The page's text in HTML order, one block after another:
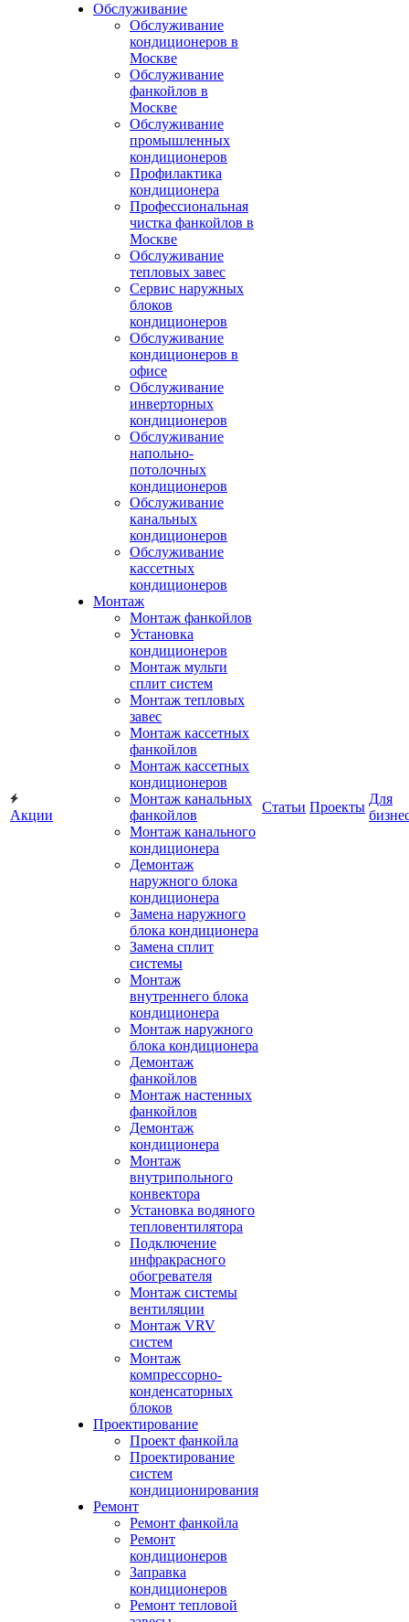
Акции
Обслуживание
Обслуживание
кондиционеров в
Москве
Обслуживание
фанкойлов в
Москве
Обслуживание
промышленных
кондиционеров
Профилактика
кондиционера
Профессиональная
чистка фанкойлов в
Москве
Обслуживание
тепловых завес
Сервис наружных
блоков
кондиционеров
Обслуживание
кондиционеров в
офисе
Обслуживание
инверторных
кондиционеров
Обслуживание
напольно-
потолочных
кондиционеров
Обслуживание
канальных
кондиционеров
Обслуживание
кассетных
кондиционеров
Монтаж
Монтаж фанкойлов
Установка
кондиционеров
Монтаж мульти
сплит систем
Монтаж тепловых
завес
Монтаж кассетных
фанкойлов
Монтаж кассетных
кондиционеров
Монтаж канальных
фанкойлов
Монтаж канального
кондиционера
Демонтаж
наружного блока
кондиционера
Замена наружного
блока кондиционера
Замена сплит
системы
Монтаж
внутреннего блока
кондиционера
Монтаж наружного
блока кондиционера
Демонтаж
фанкойлов
Монтаж настенных
фанкойлов
Демонтаж
кондиционера
Монтаж
внутрипольного
конвектора
Установка водяного
тепловентилятора
Подключение
инфракрасного
обогревателя
Монтаж системы
вентиляции
Монтаж VRV
систем
Монтаж
компрессорно-
конденсаторных
блоков
Проектирование
Проект фанкойла
Проектирование
систем
кондиционирования
Ремонт
Ремонт фанкойла
Ремонт
кондиционеров
Заправка
кондиционеров
Ремонт тепловой
Статьи Проекты
Для